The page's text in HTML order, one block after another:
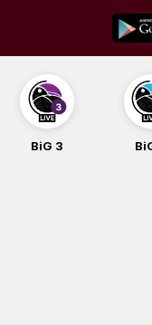
content
BiG 3